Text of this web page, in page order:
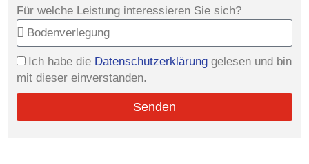
Für welche Leistung interessieren Sie sich?
Ich habe die Datenschutzerklärung gelesen und bin
mit dieser einverstanden.
Senden